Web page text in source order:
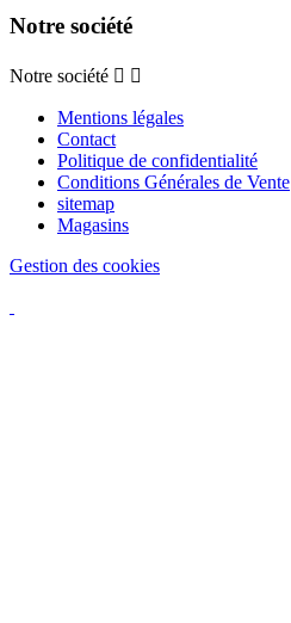
Notre société
Notre société  
Mentions légales
Contact
Politique de confidentialité
Conditions Générales de Vente
sitemap
Magasins
Gestion des cookies